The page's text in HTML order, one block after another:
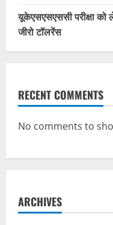
यूकेएसएसएससी परीक्षा
जीरो टॉलरेंस
RECENT COMMENTS
No comments to
ARCHIVES